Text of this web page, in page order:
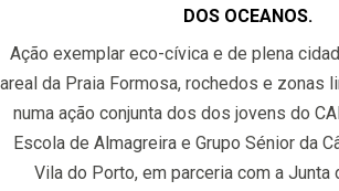
DOS OCEANOS.
Ação exemplar eco-cívica e de plena
areal da Praia Formosa, rochedos e zonas
numa ação conjunta dos dos jovens do
Escola de Almagreira e Grupo Sénior da
Vila do Porto, em parceria com a Junta